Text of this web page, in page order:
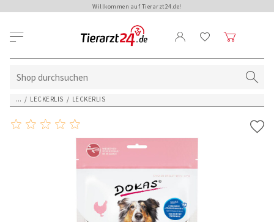
Willkommen auf Tierarzt24.de!
... / LECKERLIS / LECKERLIS